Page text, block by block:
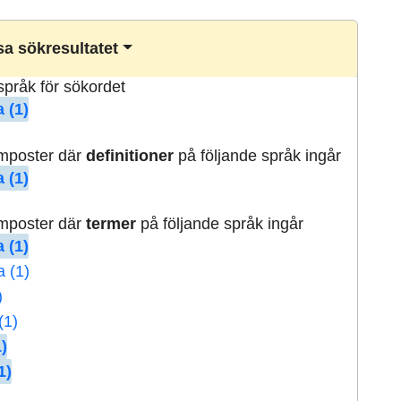
sökresultatet
för sökordet
(1)
därdefinitioner på följande språk ingår
(1)
därtermer på följande språk ingår
(1)
(1)